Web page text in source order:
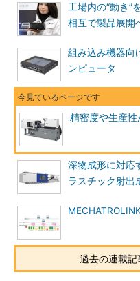
工場内の“動き”
相互で製品展開
組み込み機器向
ンピュータ
精密度や生産
深物成形に対応
ラスチック射出
過去の連載